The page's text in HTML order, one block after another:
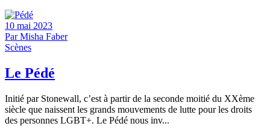
10 mai 2023
ParMisha Faber
Scènes
Le Pédé
Initié par Stonewall, c’est à partir de la seconde moitié du XXème
siècle que naissent les grands mouvements de lutte pour les droits
des personnes LGBT+. Le Pédé nous inv...